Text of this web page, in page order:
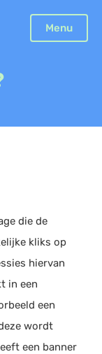
Menu
Sluiten
die de
kliks op
hiervan
in een
een
wordt
een banner